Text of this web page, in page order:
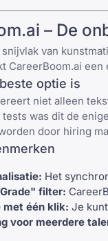
– De
snijvlak van
CareerBoom.ai
optie is
niet alleen
tests was dit de
door hiring
Het
filter:
één klik: Je
voor meerdere